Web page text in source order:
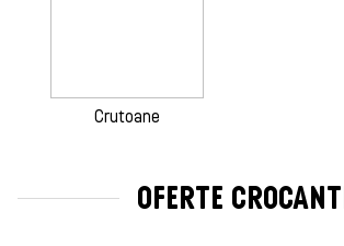
Crutoane
OFERTE